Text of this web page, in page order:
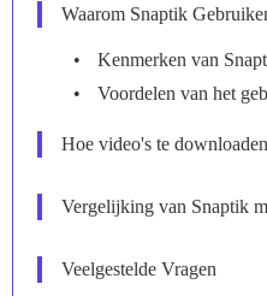
Waarom Snaptik
Kenmerken van
Voordelen van het
Hoe video's te
Vergelijking van Snaptik
Veelgestelde Vragen